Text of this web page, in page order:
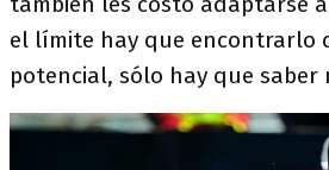
el límite hay que encontrarlo
potencial, sólo hay que saber